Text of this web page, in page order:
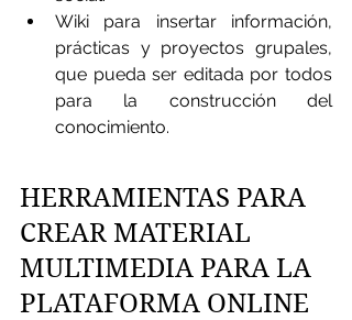
Wiki para insertar información,
prácticas y proyectos grupales,
que pueda ser editada por todos
para la construcción del
conocimiento.
HERRAMIENTAS PARA
CREAR MATERIAL
MULTIMEDIA PARA LA
PLATAFORMA ONLINE